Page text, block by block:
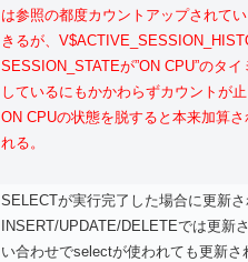
は参照の都度カウントアップされて
きるが、
SESSION_STATEが”ON CPU”のタ
しているにもかかわらずカウントが
ON CPUの状態を脱すると本来加算
れる。
SELECTが実行完了した場合に更新
INSERT/UPDATE/DELETEでは更新
い合わせでselectが使われても更新さ